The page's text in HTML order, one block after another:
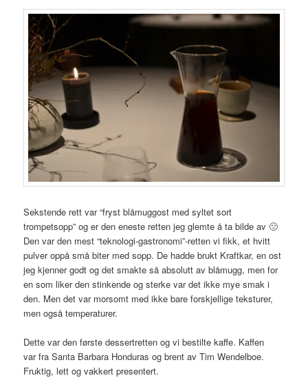
Sekstende rett var “fryst blåmuggost med syltet sort
trompetsopp” og er den eneste retten jeg glemte å ta bilde av 🙁
Den var den mest “teknologi-gastronomi”-retten vi fikk, et hvitt
pulver oppå små biter med sopp. De hadde brukt Kraftkar, en ost
jeg kjenner godt og det smakte så absolutt av blåmugg, men for
en som liker den stinkende og sterke var det ikke mye smak i
den. Men det var morsomt med ikke bare forskjellige teksturer,
men også temperaturer.
Dette var den første dessertretten og vi bestilte kaffe. Kaffen
var fra Santa Barbara Honduras og brent av Tim Wendelboe.
Fruktig, lett og vakkert presentert.